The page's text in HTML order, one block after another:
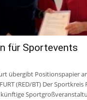
für Sportevents
übergibt Positionspapier
(RED/BT) Der